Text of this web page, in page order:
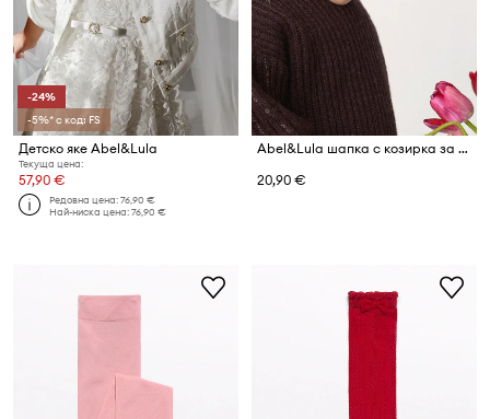
-24%
-5%* с код: FS
Детско яке Abel&Lula
Текуща цена:
57,90 €
Редовна цена:76,90 €
Най-ниска цена:76,90 €
Abel&Lula шапка с козирка за деца от имитация на кожа
20,90 €